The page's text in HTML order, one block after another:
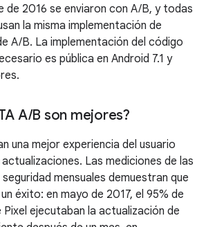
de 2016 se enviaron con A/B, y todas
la misma implementación de
A/B. La implementación del código
es pública en Android 7.1 y
A/B son mejores?
una mejor experiencia del usuario
Las mediciones de las
mensuales demuestran que
éxito: en mayo de 2017, el 95% de
ejecutaban la actualización de